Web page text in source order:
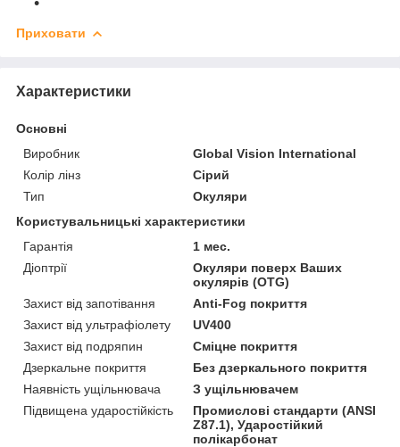
Приховати
Характеристики
Основні
Виробник
Global Vision International
Колір лінз
Сірий
Тип
Окуляри
Користувальницькі характеристики
Гарантія
1 мес.
Діоптрії
Окуляри поверх Ваших
окулярів (OTG)
Захист від запотівання
Anti-Fog покриття
Захист від ультрафіолету
UV400
Захист від подряпин
Сміцне покриття
Дзеркальне покриття
Без дзеркального покриття
Наявність ущільнювача
З ущільнювачем
Підвищена ударостійкість
Промислові стандарти (ANSI
Z87.1), Ударостійкий
полікарбонат